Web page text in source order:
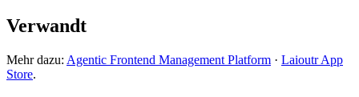
Verwandt
Mehr dazu: Agentic Frontend Management Platform · Laioutr App
Store.